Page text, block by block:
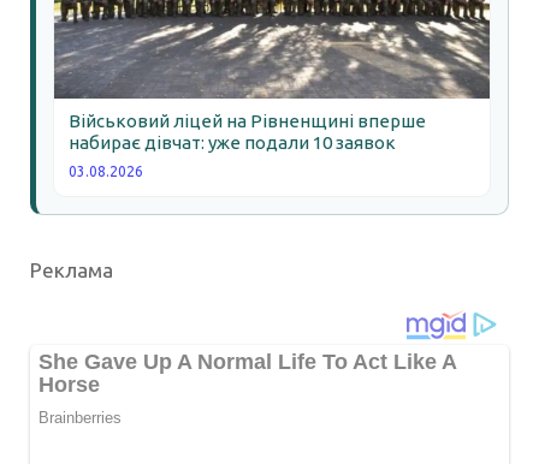
Військовий ліцей на Рівненщині вперше
набирає дівчат: уже подали 10 заявок
03.08.2026
Реклама